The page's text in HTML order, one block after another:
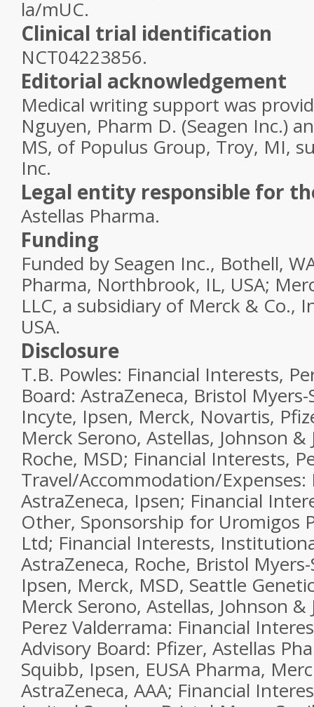
la/mUC.
Clinical trial identification
NCT04223856.
Editorial acknowledgement
Medical writing support was
Nguyen, Pharm D. (Seagen Inc.)
MS, of Populus Group, Troy, MI,
Inc.
Legal entity responsible for
Astellas Pharma.
Funding
Funded by Seagen Inc., Bothell,
Pharma, Northbrook, IL, USA;
LLC, a subsidiary of Merck & Co.,
USA.
Disclosure
T.B. Powles: Financial Interests,
Board: AstraZeneca, Bristol
Incyte, Ipsen, Merck, Novartis,
Merck Serono, Astellas, Johnson &
Roche, MSD; Financial Interests,
Travel/Accommodation/Expenses:
AstraZeneca, Ipsen; Financial
Other, Sponsorship for Uromigos
Ltd; Financial Interests,
AstraZeneca, Roche, Bristol
Ipsen, Merck, MSD, Seattle
Merck Serono, Astellas, Johnson &
Perez Valderrama: Financial
Advisory Board: Pfizer, Astellas
Squibb, Ipsen, EUSA Pharma,
AstraZeneca, AAA; Financial